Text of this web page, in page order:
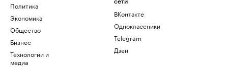
Политика
Экономика
Общество
Бизнес
Технологии и
медиа
сети
ВКонтакте
Одноклассники
Telegram
Дзен